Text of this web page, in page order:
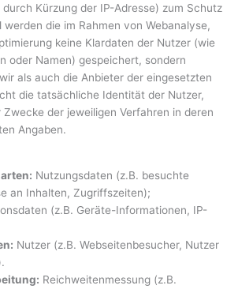
Kürzung der IP-Adresse) zum Schutz
werden die im Rahmen von Webanalyse,
keine Klardaten der Nutzer (wie
oder Namen) gespeichert, sondern
als auch die Anbieter der eingesetzten
die tatsächliche Identität der Nutzer,
der jeweiligen Verfahren in deren
Angaben.
Nutzungsdaten (z.B. besuchte
an Inhalten, Zugriffszeiten);
(z.B. Geräte-Informationen, IP-
Nutzer (z.B. Webseitenbesucher, Nutzer
Reichweitenmessung (z.B.